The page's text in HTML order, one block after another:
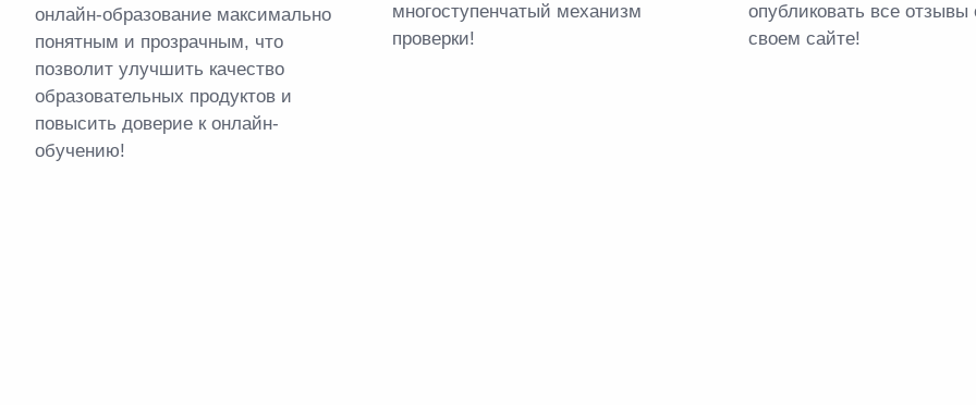
онлайн-образование максимально
понятным и прозрачным, что
позволит улучшить качество
образовательных продуктов и
повысить доверие к онлайн-
обучению!
многоступенчатый механизм
проверки!
опубликовать все отзывы
своем сайте!